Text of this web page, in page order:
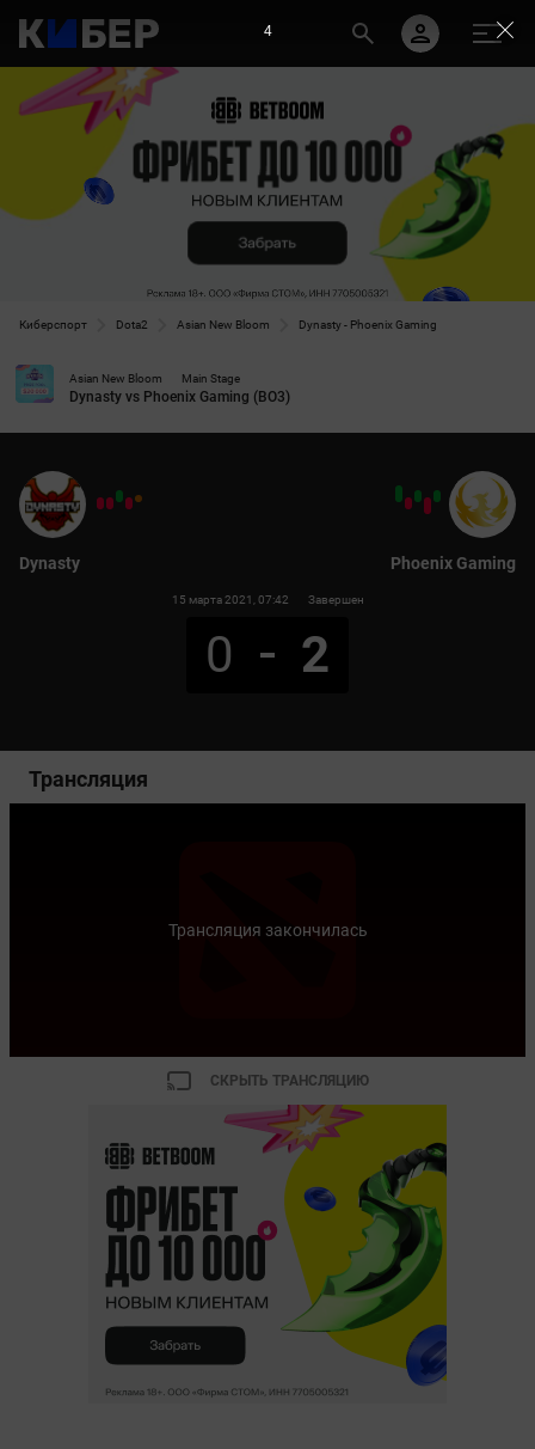
Киберспорт Dota2 Asian New Bloom Dynasty - Phoenix Gaming
Asian New Bloom Main Stage
Dynasty vs Phoenix Gaming (BO3)
Dynasty
15 марта 2021 , 07:42 Завершен
0 2
Phoenix Gaming
Трансляция
Трансляция закончилась
СКРЫТЬ ТРАНСЛЯЦИЮ
4